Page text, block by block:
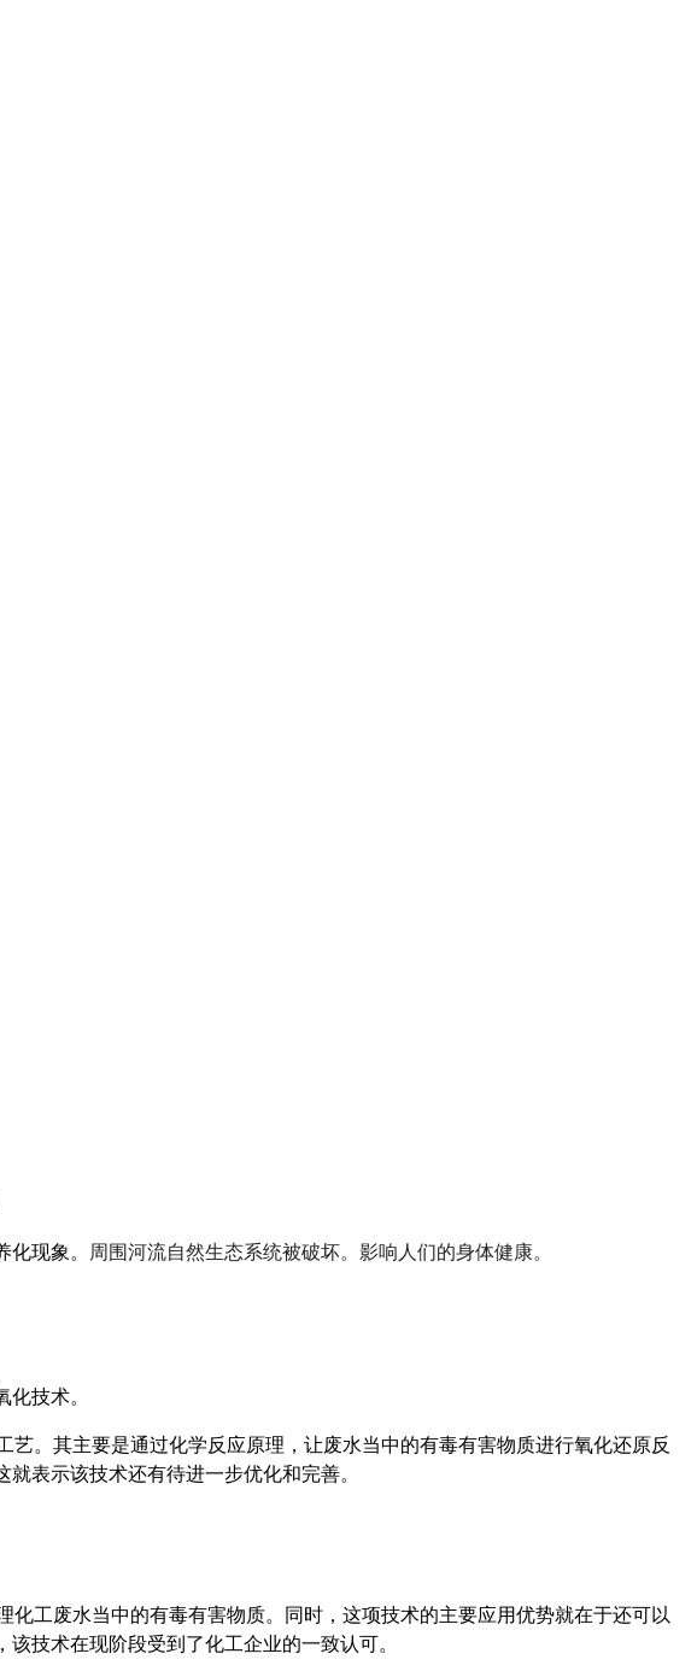
化现象。 周围河流自然生态系统被破坏。影响人们的身体健康。
技术。
。其主要是通过化学反应原理，让废水当中的有毒有害物质进行氧化还原反
表示该技术还有待进一步优化和完善。
工废水当中的有毒有害物质。同时，这项技术的主要应用优势就在于还可以
技术在现阶段受到了化工企业的一致认可。